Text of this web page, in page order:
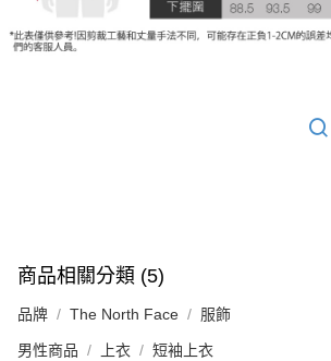
商品相關分類 (5)
品牌 The North Face 服飾
男性商品 上衣 短袖上衣